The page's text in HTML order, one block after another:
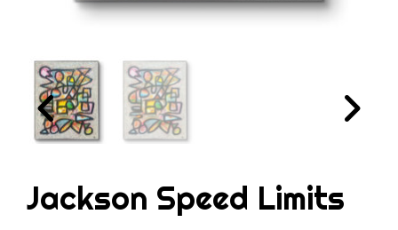
Jackson Speed Limits